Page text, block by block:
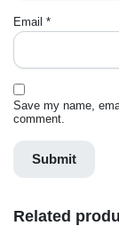
Email *
Save my name,
comment.
Related